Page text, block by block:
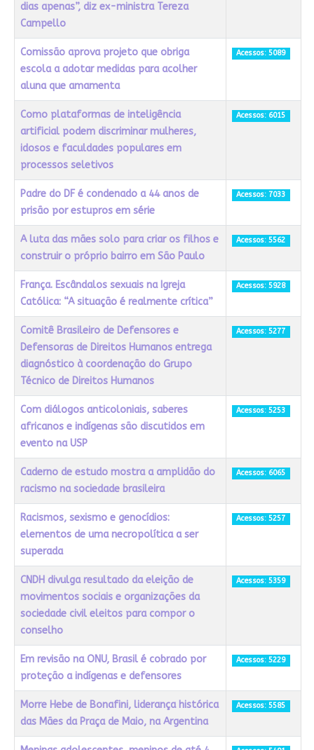
dias apenas”, diz ex-ministra Tereza
Campello
Comissão aprova projeto que obriga
escola a adotar medidas para acolher
aluna que amamenta
Acessos: 5089
Como plataformas de inteligência
artificial podem discriminar mulheres,
idosos e faculdades populares em
processos seletivos
Acessos: 6015
Padre do DF é condenado a 44 anos de
prisão por estupros em série
Acessos: 7033
A luta das mães solo para criar os filhos e
construir o próprio bairro em São Paulo
Acessos: 5562
França. Escândalos sexuais na Igreja
Católica: “A situação é realmente crítica”
Acessos: 5928
Comitê Brasileiro de Defensores e
Defensoras de Direitos Humanos entrega
diagnóstico à coordenação do Grupo
Técnico de Direitos Humanos
Acessos: 5277
Com diálogos anticoloniais, saberes
africanos e indígenas são discutidos em
evento na USP
Acessos: 5253
Caderno de estudo mostra a amplidão do
racismo na sociedade brasileira
Acessos: 6065
Racismos, sexismo e genocídios:
elementos de uma necropolítica a ser
superada
Acessos: 5257
CNDH divulga resultado da eleição de
movimentos sociais e organizações da
sociedade civil eleitos para compor o
conselho
Acessos: 5359
Em revisão na ONU, Brasil é cobrado por
proteção a indígenas e defensores
Acessos: 5229
Morre Hebe de Bonafini, liderança histórica
das Mães da Praça de Maio, na Argentina
Acessos: 5585